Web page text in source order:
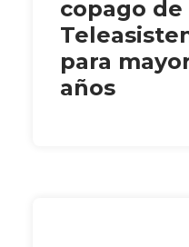
copago de
para
años